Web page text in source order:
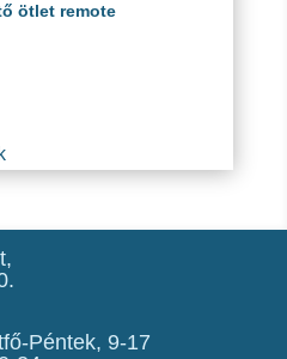
ötlet remote
Péntek, 9-17